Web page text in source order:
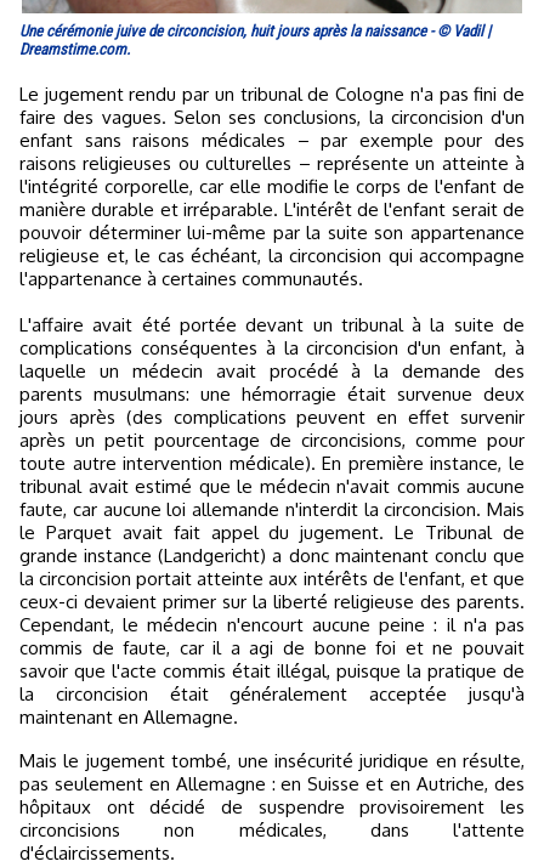
Une cérémonie juive de circoncision, huit jours après la naissance - © Vadil |
Dreamstime.com.
Le jugement rendu par un tribunal de Cologne n'a pas fini de
faire des vagues. Selon ses conclusions, la circoncision d'un
enfant sans raisons médicales – par exemple pour des
raisons religieuses ou culturelles – représente un atteinte à
l'intégrité corporelle, car elle modifie le corps de l'enfant de
manière durable et irréparable. L'intérêt de l'enfant serait de
pouvoir déterminer lui-même par la suite son appartenance
religieuse et, le cas échéant, la circoncision qui accompagne
l'appartenance à certaines communautés.
L'affaire avait été portée devant un tribunal à la suite de
complications conséquentes à la circoncision d'un enfant, à
laquelle un médecin avait procédé à la demande des
parents musulmans: une hémorragie était survenue deux
jours après (des complications peuvent en effet survenir
après un petit pourcentage de circoncisions, comme pour
toute autre intervention médicale). En première instance, le
tribunal avait estimé que le médecin n'avait commis aucune
faute, car aucune loi allemande n'interdit la circoncision. Mais
le Parquet avait fait appel du jugement. Le Tribunal de
grande instance (Landgericht) a donc maintenant conclu que
la circoncision portait atteinte aux intérêts de l'enfant, et que
ceux-ci devaient primer sur la liberté religieuse des parents.
Cependant, le médecin n'encourt aucune peine : il n'a pas
commis de faute, car il a agi de bonne foi et ne pouvait
savoir que l'acte commis était illégal, puisque la pratique de
la circoncision était généralement acceptée jusqu'à
maintenant en Allemagne.
Mais le jugement tombé, une insécurité juridique en résulte,
pas seulement en Allemagne : en Suisse et en Autriche, des
hôpitaux ont décidé de suspendre provisoirement les
circoncisions non médicales, dans l'attente
d'éclaircissements.